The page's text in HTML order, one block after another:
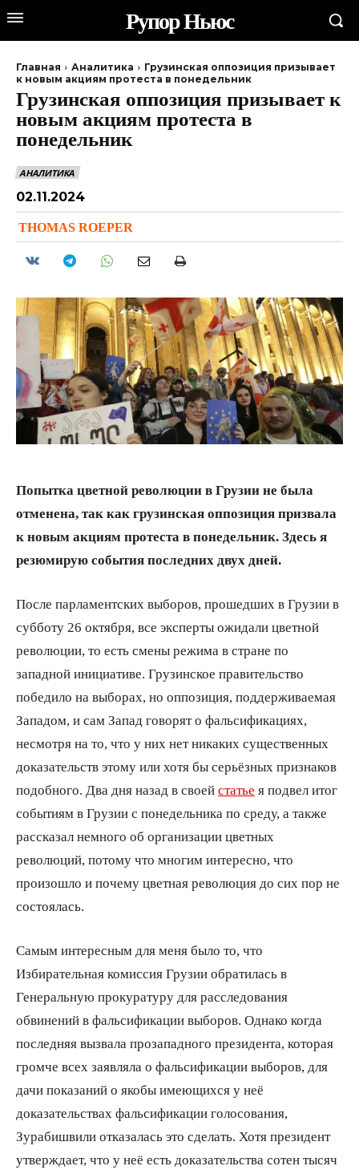
Рупор Ньюс
Главная Аналитика
Грузинская оппозиция призывает
к новым акциям протеста в понедельник
Грузинская оппозиция призывает к
новым акциям протеста в
понедельник
АНАЛИТИКА
02.11.2024
THOMAS ROEPER
Попытка цветной революции в Грузии не была
отменена, так как грузинская оппозиция призвала
к новым акциям протеста в понедельник. Здесь я
резюмирую события последних двух дней.
После парламентских выборов, прошедших в Грузии в
субботу 26 октября, все эксперты ожидали цветной
революции, то есть смены режима в стране по
западной инициативе. Грузинское правительство
победило на выборах, но оппозиция, поддерживаемая
Западом, и сам Запад говорят о фальсификациях,
несмотря на то, что у них нет никаких существенных
доказательств этому или хотя бы серьёзных признаков
подобного. Два дня назад в своей статье я подвел итог
событиям в Грузии с понедельника по среду, а также
рассказал немного об организации цветных
революций, потому что многим интересно, что
произошло и почему цветная революция до сих пор не
состоялась.
Самым интересным для меня было то, что
Избирательная комиссия Грузии обратилась в
Генеральную прокуратуру для расследования
обвинений в фальсификации выборов. Однако когда
последняя вызвала прозападного президента, которая
громче всех заявляла о фальсификации выборов, для
дачи показаний о якобы имеющихся у неё
доказательствах фальсификации голосования,
Зурабишвили отказалась это сделать. Хотя президент
утверждает, что у неё есть доказательства сотен тысяч